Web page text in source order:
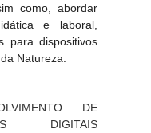
como, abordar
e laboral,
para dispositivos
Natureza.
DE
DIGITAIS